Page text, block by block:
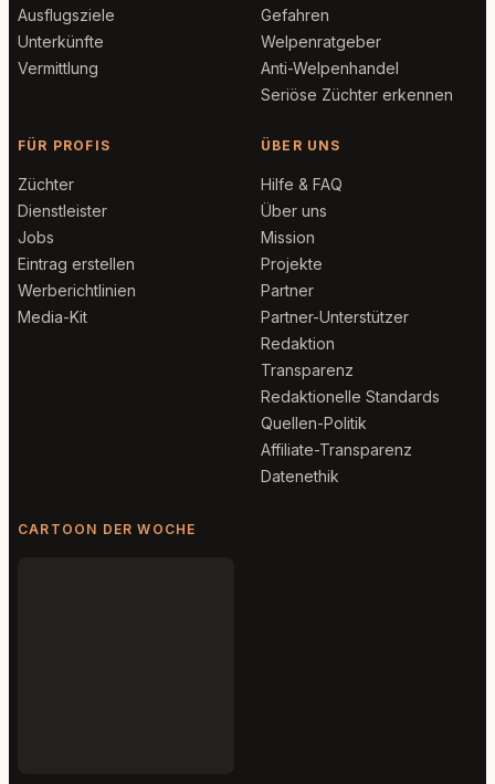
Ausflugsziele
Unterkünfte
Vermittlung
Gefahren
Welpenratgeber
Anti-Welpenhandel
Seriöse Züchter erkennen
FÜR PROFIS
Züchter
Dienstleister
Jobs
Eintrag erstellen
Werberichtlinien
Media-Kit
ÜBER UNS
Hilfe & FAQ
Über uns
Mission
Projekte
Partner
Partner-Unterstützer
Redaktion
Transparenz
Redaktionelle Standards
Quellen-Politik
Affiliate-Transparenz
Datenethik
CARTOON DER WOCHE